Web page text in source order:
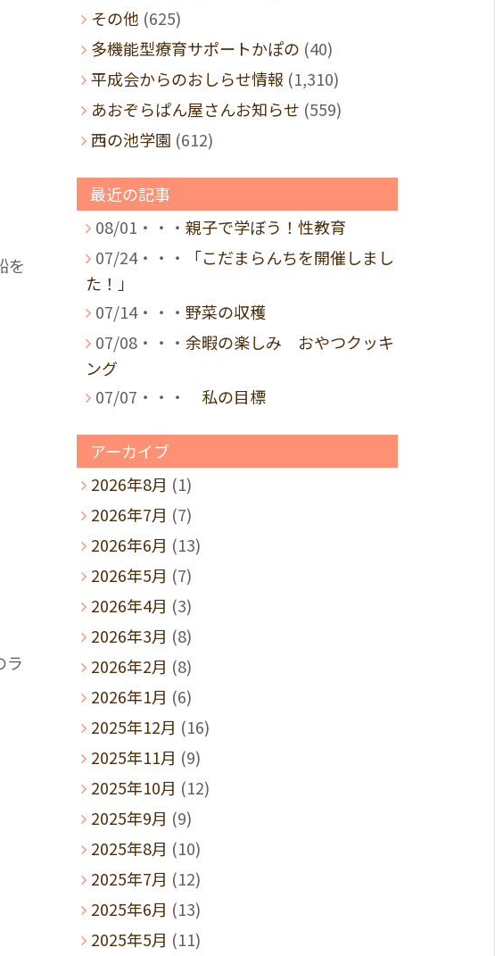
を
ラ
その他 (625)
多機能型療育サポートかぽの (40)
平成会からのおしらせ情報 (1,310)
あおぞらぱん屋さんお知らせ (559)
西の池学園 (612)
最近の記事
08/01・・・ 親子で学ぼう！性教育
07/24・・・
「こだまらんちを開催しまし
た！」
07/14・・・ 野菜の収穫
07/08・・・ 余暇の楽しみ おやつクッキ
ング
07/07・・・
私の目標
アーカイブ
2026年8月 (1)
2026年7月 (7)
2026年6月 (13)
2026年5月 (7)
2026年4月 (3)
2026年3月 (8)
2026年2月 (8)
2026年1月 (6)
2025年12月 (16)
2025年11月 (9)
2025年10月 (12)
2025年9月 (9)
2025年8月 (10)
2025年7月 (12)
2025年6月 (13)
2025年5月 (11)